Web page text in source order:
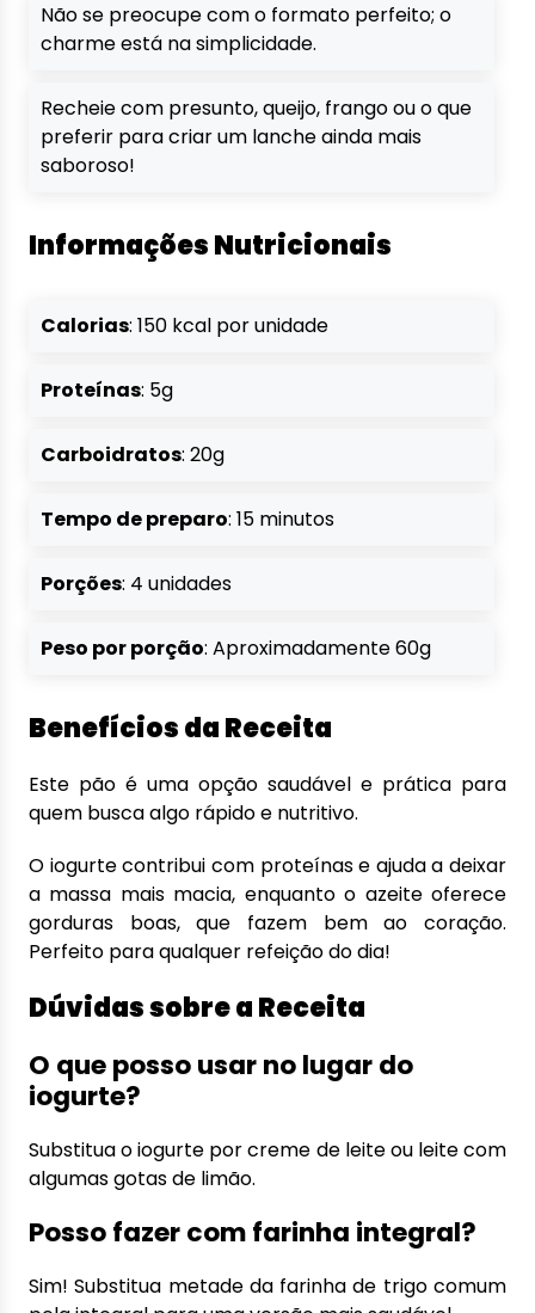
Não se preocupe com o formato perfeito; o
charme está na simplicidade.
Recheie com presunto, queijo, frango ou o que
preferir para criar um lanche ainda mais
saboroso!
Informações Nutricionais
Calorias: 150 kcal por unidade
Proteínas: 5g
Carboidratos: 20g
Tempo de preparo: 15 minutos
Porções: 4 unidades
Peso por porção: Aproximadamente 60g
Benefícios da Receita
Este pão é uma opção saudável e prática para
quem busca algo rápido e nutritivo.
O iogurte contribui com proteínas e ajuda a deixar
a massa mais macia, enquanto o azeite oferece
gorduras boas, que fazem bem ao coração.
Perfeito para qualquer refeição do dia!
Dúvidas sobre a Receita
O que posso usar no lugar do
iogurte?
Substitua o iogurte por creme de leite ou leite com
algumas gotas de limão.
Posso fazer com farinha integral?
Sim! Substitua metade da farinha de trigo comum